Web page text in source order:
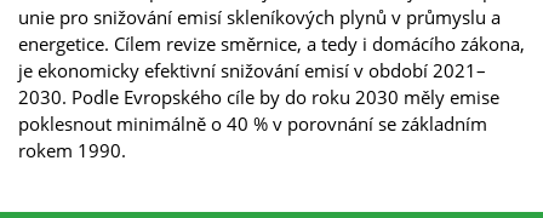
unie pro snižování emisí skleníkových plynů v průmyslu a
energetice. Cílem revize směrnice, a tedy i domácího zákona,
je ekonomicky efektivní snižování emisí v období 2021–
2030. Podle Evropského cíle by do roku 2030 měly emise
poklesnout minimálně o 40 % v porovnání se základním
rokem 1990.